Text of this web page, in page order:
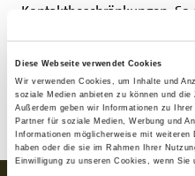
Diese Webseite verwendet Cookies
Wir verwenden Cookies, um Inhalte und
soziale Medien anbieten zu können und
Außerdem geben wir Informationen zu
Partner für soziale Medien, Werbung und
Informationen möglicherweise mit
haben oder die sie im Rahmen Ihrer
Einwilligung zu unseren Cookies, wenn Sie
Kontaktbeschränkungen.